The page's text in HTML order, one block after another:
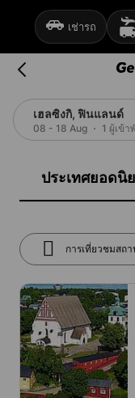
เช่ารถ
เฮลซิงกิ, ฟินแลนด์
08 - 18 Aug 1 ผู้เข้า
ประเทศยอดนิ
การเที่ยวชมสถ